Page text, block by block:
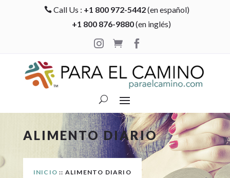
 Call Us : +1 800 972-5442(en español)
+1 800 876-9880(en inglés)

 
ALIMENTO DIARIO
INICIO :: ALIMENTO DIARIO